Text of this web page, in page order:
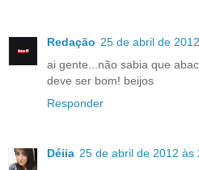
Redação 25 de abril de
ai gente...não sabia que
deve ser bom! beijos
Responder
Déiia 25 de abril de 2012 às